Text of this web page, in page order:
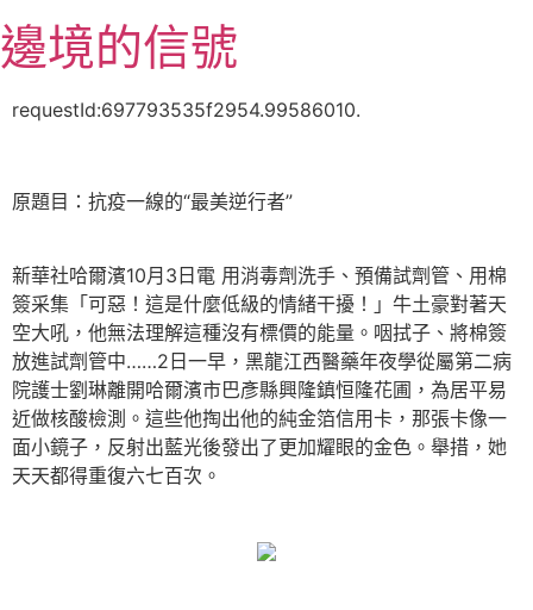
至
主
邊境的信號
requestId:697793535f2954.99586010.
原題目：抗疫一線的“最美逆行者”
新華社哈爾濱10月3日電 用消毒劑洗手、預備試劑管、用棉
簽采集「可惡！這是什麼低級的情緒干擾！」牛土豪對著天
空大吼，他無法理解這種沒有標價的能量。咽拭子、將棉簽
放進試劑管中……2日一早，黑龍江西醫藥年夜學從屬第二病
院護士劉琳離開哈爾濱市巴彥縣興隆鎮恒隆花圃，為居平易
近做核酸檢測。這些他掏出他的純金箔信用卡，那張卡像一
面小鏡子，反射出藍光後發出了更加耀眼的金色。舉措，她
天天都得重復六七百次。